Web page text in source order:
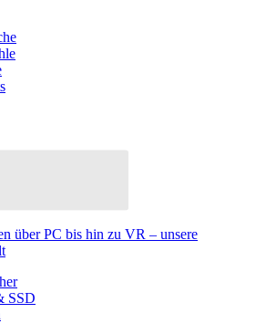
über PC bis hin zu VR – unsere
SSD